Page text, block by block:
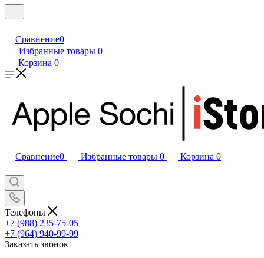
Сравнение0
Избранные товары 0
Корзина 0
Сравнение0 Избранные товары 0 Корзина 0
Телефоны
+7 (988) 235-75-05
+7 (964) 940-99-99
Заказать звонок